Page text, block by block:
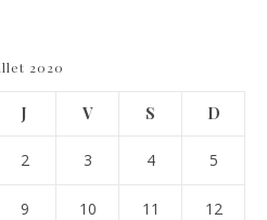
2020
J V S D
2 3 4 5
9 10 11 12